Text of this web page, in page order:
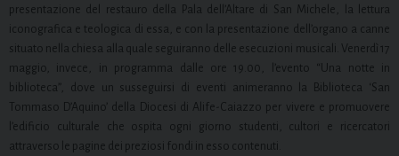
presentazione del restauro della Pala dell’Altare di San Michele, la lettura
iconografica e teologica di essa, e con la presentazione dell’organo a canne
situato nella chiesa alla quale seguiranno delle esecuzioni musicali. Venerdì 17
maggio, invece, in programma dalle ore 19.00, l’evento “Una notte in
biblioteca”, dove un susseguirsi di eventi animeranno la Biblioteca ‘San
Tommaso D’Aquino’ della Diocesi di Alife-Caiazzo per vivere e promuovere
l’edificio culturale che ospita ogni giorno studenti, cultori e ricercatori
attraverso le pagine dei preziosi fondi in esso contenuti.